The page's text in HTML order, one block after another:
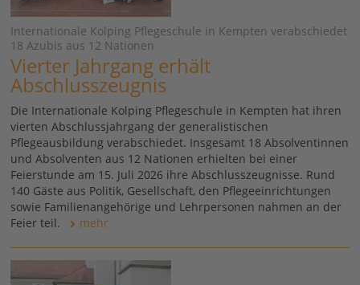
Internationale Kolping Pflegeschule in Kempten verabschiedet
18 Azubis aus 12 Nationen
Vierter Jahrgang erhält
Abschlusszeugnis
Die Internationale Kolping Pflegeschule in Kempten hat ihren
vierten Abschlussjahrgang der generalistischen
Pflegeausbildung verabschiedet. Insgesamt 18 Absolventinnen
und Absolventen aus 12 Nationen erhielten bei einer
Feierstunde am 15. Juli 2026 ihre Abschlusszeugnisse. Rund
140 Gäste aus Politik, Gesellschaft, den Pflegeeinrichtungen
sowie Familienangehörige und Lehrpersonen nahmen an der
Feier teil.
mehr